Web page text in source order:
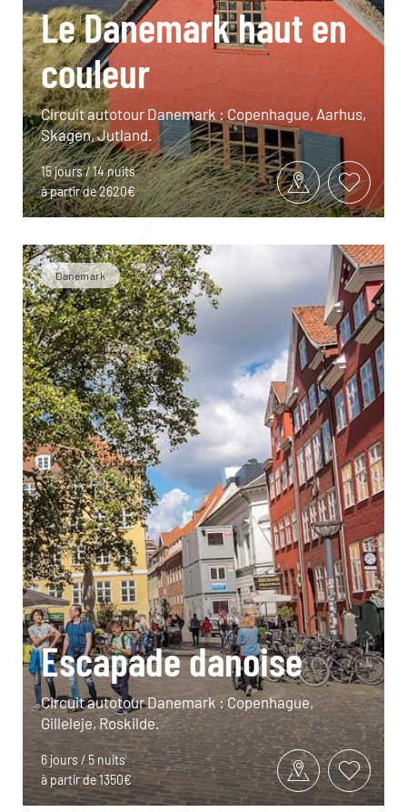
Le Danemark haut en
couleur
Circuit autotour Danemark : Copenhague, Aarhus,
Skagen, Jutland.
15 jours / 14 nuits
à partir de 2620€
Danemark
Escapade danoise
Circuit autotour Danemark : Copenhague,
Gilleleje, Roskilde.
6 jours / 5 nuits
à partir de 1350€